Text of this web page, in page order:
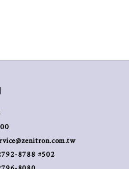
8788 #502